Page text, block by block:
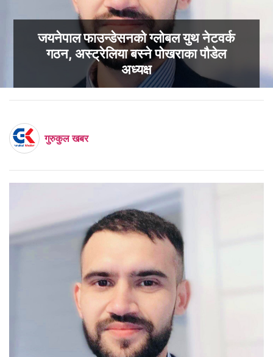
जयनेपाल फाउन्डेसनको ग्लोबल युथ नेटवर्क
गठन, अस्ट्रेलिया बस्ने पोखराका पौडेल
अध्यक्ष
गुरुकुल खबर